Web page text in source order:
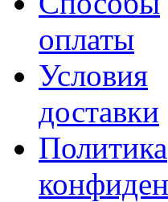
оплаты
Условия
доставки
Политика